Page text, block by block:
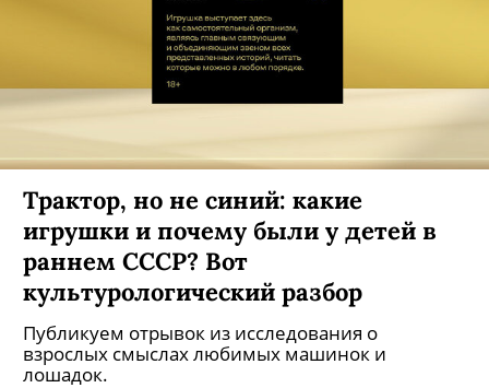
Трактор, но не синий: какие
игрушки и почему были у детей в
раннем СССР? Вот
культурологический разбор
Публикуем отрывок из исследования о
взрослых смыслах любимых машинок и
лошадок.